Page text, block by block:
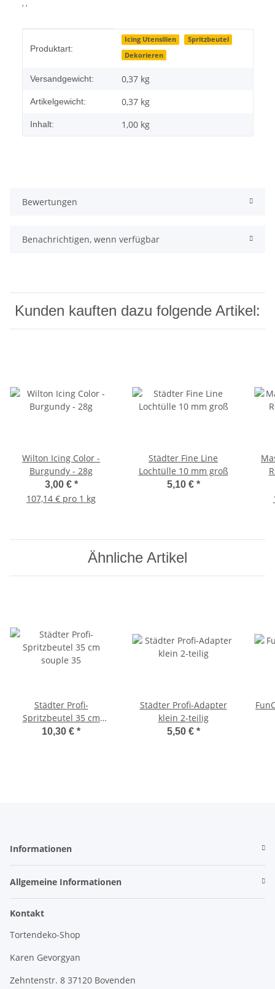
, ,
Produktart:
Icing Utensilien
Spritzbeutel
Dekorieren
Versandgewicht: 0,37 kg
Artikelgewicht: 0,37 kg
Inhalt: 1,00 kg
Bewertungen
Benachrichtigen, wenn verfügbar
Kunden kauften dazu folgende Artikel:
Wilton Icing Color -
Burgundy - 28g
3,00 € *
107,14 € pro 1 kg
Städter Fine Line
Lochtülle 10 mm groß
5,10 € *
Ähnliche Artikel
Städter Profi-
Spritzbeutel 35 cm
souple 35
10,30 € *
Städter Profi-Adapter
klein 2-teilig
5,50 € *
Informationen
Allgemeine Informationen
Kontakt
Tortendeko-Shop
Karen Gevorgyan
Zehntenstr. 8 37120 Bovenden